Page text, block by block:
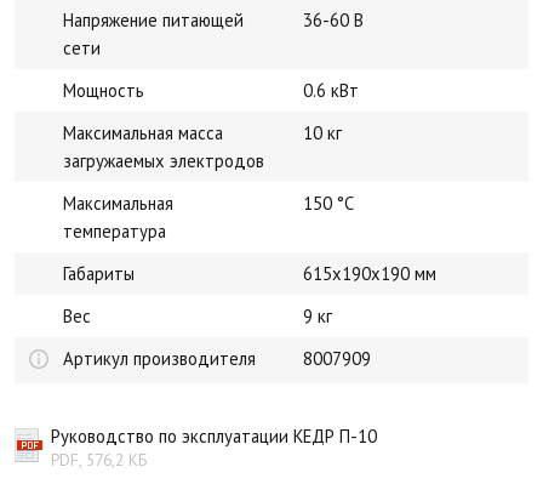
Напряжение питающей
сети
36-60 В
Мощность
0.6 кВт
Максимальная масса
загружаемых электродов
10 кг
Максимальная
температура
150 °С
Габариты
615x190x190 мм
Вес
9 кг
Артикул производителя
8007909
Руководство по эксплуатации КЕДР П-10
PDF, 576,2 КБ